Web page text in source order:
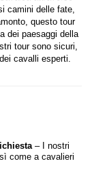
camini delle fate,
questo tour
dei paesaggi della
tour sono sicuri,
cavalli esperti.
– I nostri
come a cavalieri